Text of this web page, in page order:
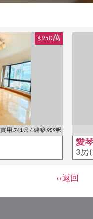
$950萬
實用:741呎 / 建築:959呎
愛
3房
‹‹返回